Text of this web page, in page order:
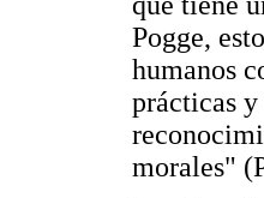
Pogge,
humanos
prácticas y
morales"